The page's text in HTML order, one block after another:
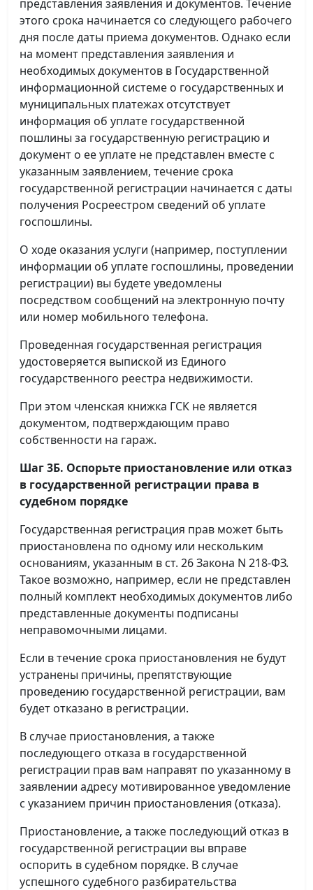
представления заявления и документов. Течение
этого срока начинается со следующего рабочего
дня после даты приема документов. Однако если
на момент представления заявления и
необходимых документов в Государственной
информационной системе о государственных и
муниципальных платежах отсутствует
информация об уплате государственной
пошлины за государственную регистрацию и
документ о ее уплате не представлен вместе с
указанным заявлением, течение срока
государственной регистрации начинается с даты
получения Росреестром сведений об уплате
госпошлины.
О ходе оказания услуги (например, поступлении
информации об уплате госпошлины, проведении
регистрации) вы будете уведомлены
посредством сообщений на электронную почту
или номер мобильного телефона.
Проведенная государственная регистрация
удостоверяется выпиской из Единого
государственного реестра недвижимости.
При этом членская книжка ГСК не является
документом, подтверждающим право
собственности на гараж.
Шаг 3Б. Оспорьте приостановление или отказ
в государственной регистрации права в
судебном порядке
Государственная регистрация прав может быть
приостановлена по одному или нескольким
основаниям, указанным в ст. 26 Закона N 218-ФЗ.
Такое возможно, например, если не представлен
полный комплект необходимых документов либо
представленные документы подписаны
неправомочными лицами.
Если в течение срока приостановления не будут
устранены причины, препятствующие
проведению государственной регистрации, вам
будет отказано в регистрации.
В случае приостановления, а также
последующего отказа в государственной
регистрации прав вам направят по указанному в
заявлении адресу мотивированное уведомление
с указанием причин приостановления (отказа).
Приостановление, а также последующий отказ в
государственной регистрации вы вправе
оспорить в судебном порядке. В случае
успешного судебного разбирательства